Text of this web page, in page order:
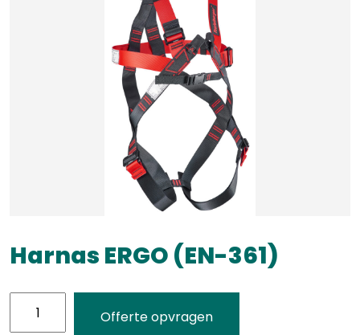
Harnas ERGO (EN-361)
Offerte opvragen